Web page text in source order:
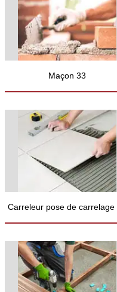
Maçon 33
Carreleur pose de carrelage